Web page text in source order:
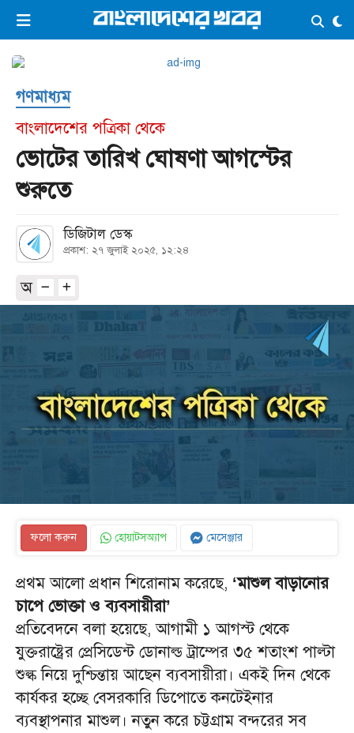
ভিডিও ই-পেপার লগইন ×
প্রচ্ছদ
সর্বশেষ
সব বিভাগ
আর্কাইভ
কনভার্টার
গণমাধ্যম
বাংলাদেশের পত্রিকা থেকে
ভোটের তারিখ ঘোষণা আগস্টের
শুরুতে
ডিজিটাল ডেস্ক
প্রকাশ: ২৭ জুলাই ২০২৫, ১২:২৪
অ
ফলো করুন হোয়াটসঅ্যাপ মেসেঞ্জার
প্রথম আলো প্রধান শিরোনাম করেছে, ‘মাশুল বাড়ানোর
চাপে ভোক্তা ও ব্যবসায়ীরা’
প্রতিবেদনে বলা হয়েছে, আগামী ১ আগস্ট থেকে
যুক্তরাষ্ট্রের প্রেসিডেন্ট ডোনাল্ড ট্রাম্পের ৩৫ শতাংশ পাল্টা
শুল্ক নিয়ে দুশ্চিন্তায় আছেন ব্যবসায়ীরা। একই দিন থেকে
কার্যকর হচ্ছে বেসরকারি ডিপোতে কনটেইনার
ব্যবস্থাপনার মাশুল। নতুন করে চট্টগ্রাম বন্দরের সব